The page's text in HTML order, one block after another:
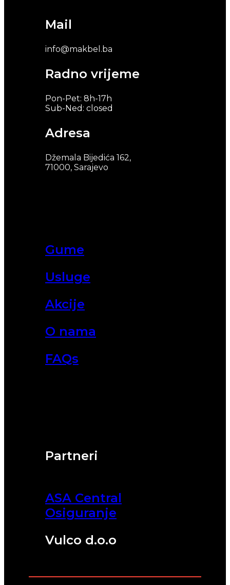
Partneri
ASA Central
Osiguranje
Vulco d.o.o
Gume
Usluge
Akcije
O nama
FAQs
Mail
info@makbel.ba
Radno vrijeme
Pon-Pet: 8h-17h
Sub-Ned: closed
Adresa
Džemala Bijedića 162,
71000, Sarajevo